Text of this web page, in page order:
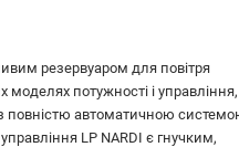
резервуаром для повітря
потужності і управління,
повністю автоматичною
LP NARDI є гнучким,